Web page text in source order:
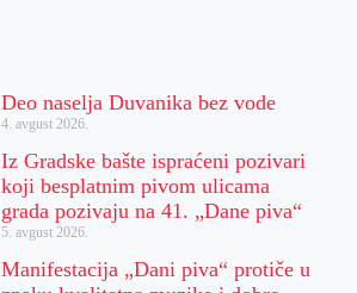
Deo naselja Duvanika bez vode
4. avgust 2026.
Iz Gradske bašte ispraćeni pozivari
koji besplatnim pivom ulicama
grada pozivaju na 41. „Dane piva“
5. avgust 2026.
Manifestacija „Dani piva“ protiče u